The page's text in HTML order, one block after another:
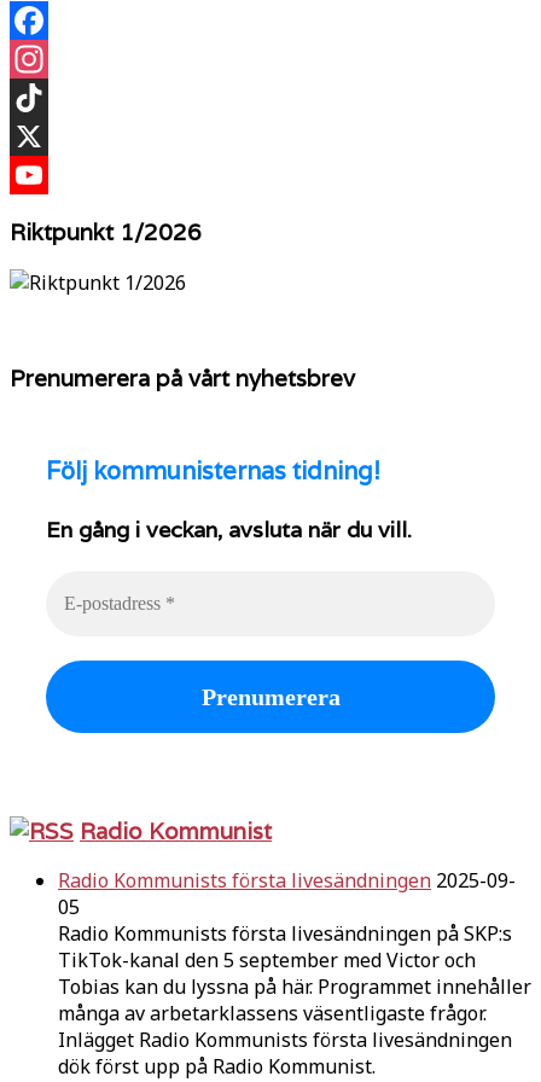
Facebook
Instagram
TikTok
X
Riktpunkt 1/2026
Prenumerera på vårt nyhetsbrev
Följ kommunisternas tidning!
En gång i veckan, avsluta när du vill.
Radio Kommunist
Radio Kommunists första livesändningen 2025-09-
05
Radio Kommunists första livesändningen på SKP:s
TikTok-kanal den 5 september med Victor och
Tobias kan du lyssna på här. Programmet innehåller
många av arbetarklassens väsentligaste frågor.
Inlägget Radio Kommunists första livesändningen
dök först upp på Radio Kommunist.